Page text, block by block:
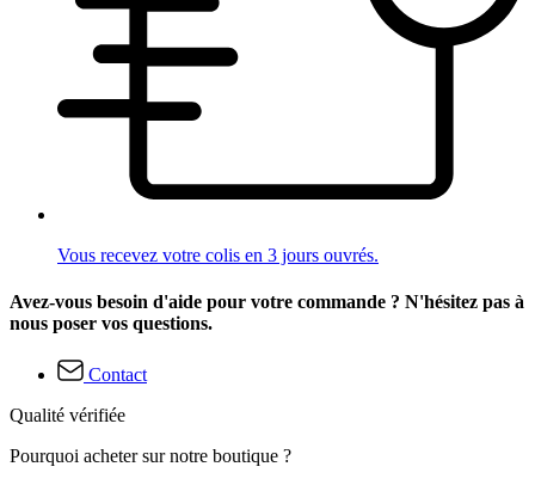
Vous recevez votre colis en 3 jours ouvrés.
Avez-vous besoin d'aide pour votre commande ? N'hésitez pas à
nous poser vos questions.
Contact
Qualité vérifiée
Pourquoi acheter sur notre boutique ?